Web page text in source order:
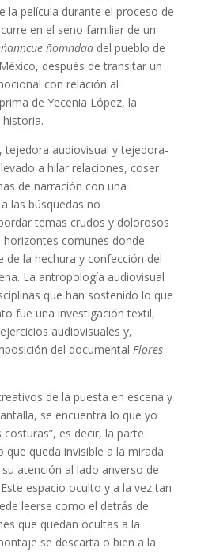
la película durante el proceso de
en el seno familiar de un
ñomndaadel pueblo de
después de transitar un
con relación al
de Yecenia López, la
tejedora audiovisual y tejedora-
a hilar relaciones, coser
de narración con una
las búsquedas no
temas crudos y dolorosos
horizontes comunes donde
la hechura y confección del
La antropología audiovisual
que han sostenido lo que
fue una investigación textil,
audiovisuales y,
del documental Flores
de la puesta en escena y
se encuentra lo que yo
costuras”, es decir, la parte
queda invisible a la mirada
atención al lado anverso de
espacio oculto y a la vez tan
leerse como el detrás de
que quedan ocultas a la
se descarta o bien a la